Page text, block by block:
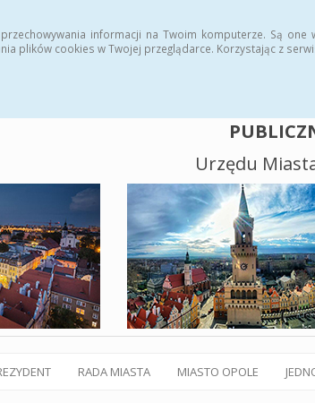
informacji na Twoim komputerze. Są
plików cookies w Twojej przeglądarce. Korzystając z
Urzędu
RADA MIASTA MIASTO OPOLE